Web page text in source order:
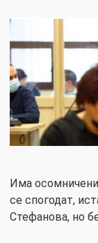
Има осомничени
се спогодат,
Стефанова, но